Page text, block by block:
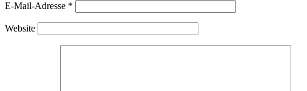
E-Mail-Adresse *
Website